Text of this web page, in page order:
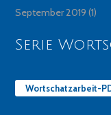
September 2019 (1)
Serie
Wortschatzarbeit-